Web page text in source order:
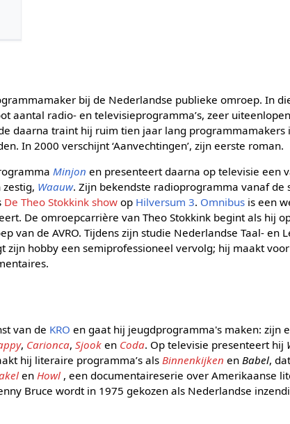
bij de Nederlandse publieke omroep. In
aantal radio- en televisieprogramma’s, zeer
daarna traint hij ruim tien jaar lang programmamakers
In 2000 verschijnt ‘Aanvechtingen’, zijn eerste roman.
Minjon en presenteert daarna op televisie een
Waauw. Zijn bekendste radioprogramma vanaf de
De Theo Stokkink show op Hilversum 3. Omnibus is een
De omroepcarrière van Theo Stokkink begint als hij
van de AVRO. Tijdens zijn studie Nederlandse Taal- en
zijn hobby een semiprofessioneel vervolg; hij maakt
van de KRO en gaat hij jeugdprogramma's maken: zijn
, Carionca,Sjook en Coda. Op televisie presenteert hij
hij literaire programma’s als Binnenkijken en Babel,
en Howl , een documentaireserie over Amerikaanse
Bruce wordt in 1975 gekozen als Nederlandse